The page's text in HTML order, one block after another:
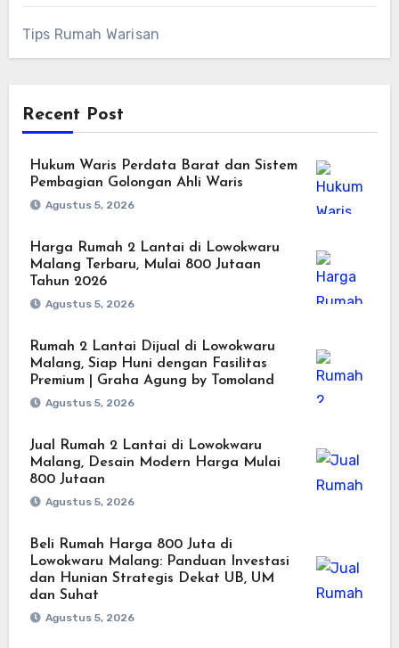
Tips Rumah Warisan
Recent Post
Hukum Waris Perdata Barat dan Sistem
Pembagian Golongan Ahli Waris
Agustus 5, 2026
Harga Rumah 2 Lantai di Lowokwaru
Malang Terbaru, Mulai 800 Jutaan
Tahun 2026
Agustus 5, 2026
Rumah 2 Lantai Dijual di Lowokwaru
Malang, Siap Huni dengan Fasilitas
Premium | Graha Agung by Tomoland
Agustus 5, 2026
Jual Rumah 2 Lantai di Lowokwaru
Malang, Desain Modern Harga Mulai
800 Jutaan
Agustus 5, 2026
Beli Rumah Harga 800 Juta di
Lowokwaru Malang: Panduan Investasi
dan Hunian Strategis Dekat UB, UM
dan Suhat
Agustus 5, 2026